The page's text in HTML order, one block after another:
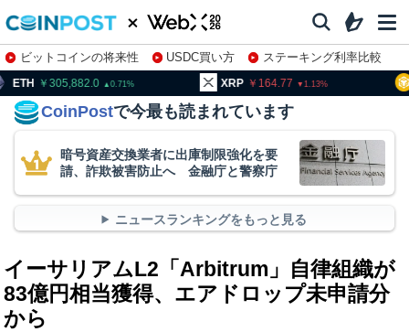
ビットコインの将来性 USDC買い方
ステーキング利率比較
株特集・関連銘柄
0.71 164.77 1.13
CoinPostで今最も読まれています
暗号資産交換業者に出庫制限強化を要
請、詐欺被害防止へ 金融庁と警察庁
ニュースランキングをもっと見る
イーサリアムL2「Arbitrum」自律組織が
83億円相当獲得、エアドロップ未申請分
から